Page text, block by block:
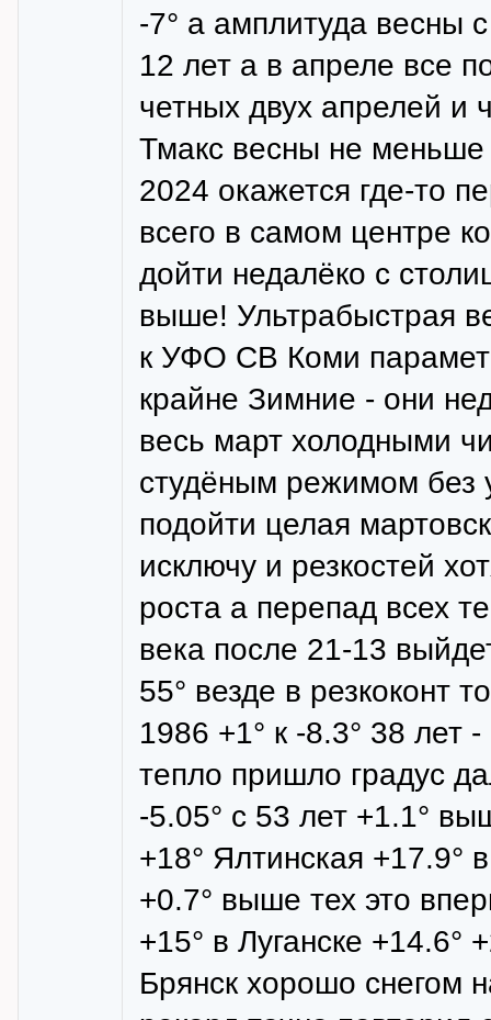
-7° а амплитуда весны
12 лет а в апреле все
четных двух апрелей и
Тмакс весны не
2024 окажется где-то
всего в самом центре
дойти недалёко с
выше! Ультрабыстрая
к УФО СВ Коми
крайне Зимние - они
весь март холодными
студёным режимом без
подойти целая
исключу и резкостей
роста а перепад всех
века после 21-13
55° везде в резкоконт
1986 +1° к -8.3° 38 лет
тепло пришло градус
-5.05° с 53 лет +1.1°
+18° Ялтинская +17.9°
+0.7° выше тех это
+15° в Луганске +14.6°
Брянск хорошо снегом